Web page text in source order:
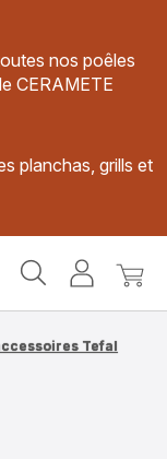
nos poêles
CERAMETE
planchas, grills et
MonMon
Tefal